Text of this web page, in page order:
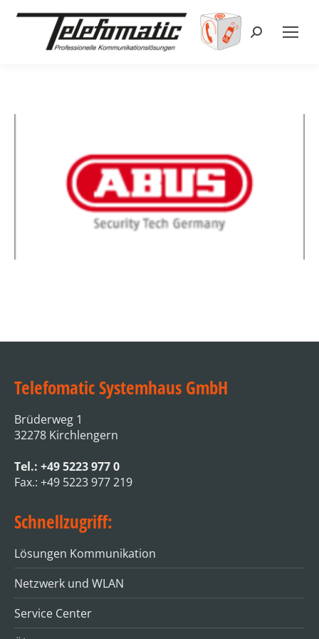
Search:
Telefomatic Systemhaus GmbH
Brüderweg 1
32278 Kirchlengern
Tel.: +49 5223 977 0
Fax.: +49 5223 977 219
Schnellzugriff:
Lösungen Kommunikation
Netzwerk und WLAN
Service Center